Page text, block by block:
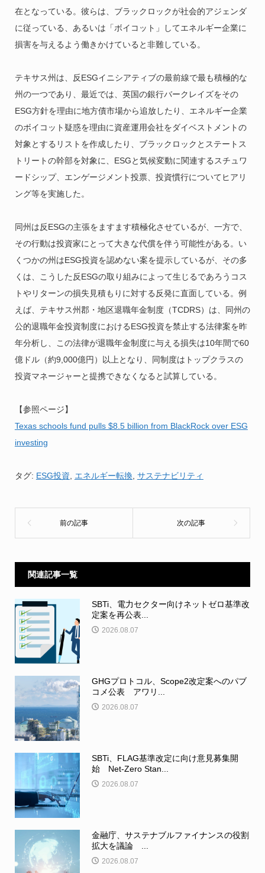
在となっている。彼らは、ブラックロックが社会的アジェンダ
に従っている、あるいは「ボイコット」してエネルギー企業に
損害を与えるよう働きかけていると非難している。
テキサス州は、反ESGイニシアティブの最前線で最も積極的な
州の一つであり、最近では、英国の銀行バークレイズをその
ESG方針を理由に地方債市場から追放したり、エネルギー企業
のボイコット疑惑を理由に資産運用会社をダイベストメントの
対象とするリストを作成したり、ブラックロックとステートス
トリートの幹部を対象に、ESGと気候変動に関連するスチュワ
ードシップ、エンゲージメント投票、投資慣行についてヒアリ
ング等を実施した。
同州は反ESGの主張をますます積極化させているが、一方で、
その行動は投資家にとって大きな代償を伴う可能性がある。い
くつかの州はESG投資を認めない案を提示しているが、その多
くは、こうした反ESGの取り組みによって生じるであろうコス
トやリターンの損失見積もりに対する反発に直面している。例
えば、テキサス州郡・地区退職年金制度（TCDRS）は、同州の
公的退職年金投資制度におけるESG投資を禁止する法律案を昨
年分析し、この法律が退職年金制度に与える損失は10年間で60
億ドル（約9,000億円）以上となり、同制度はトップクラスの
投資マネージャーと提携できなくなると試算している。
【参照ページ】
Texas schools fund pulls $8.5 billion from BlackRock over ESG
investing
タグ: ESG投資 エネルギー転換, サステナビリティ
関連記事一覧
SBTi、電力セクター向けネットゼロ基準改
定案を再公表...
2026.08.07
GHGプロトコル、Scope2改定案へのパブ
コメ公表 アワリ...
2026.08.07
SBTi、FLAG基準改定に向け意見募集開
始 Net-Zero Stan...
2026.08.07
金融庁、サステナブルファイナンスの役割
拡大を議論 ...
2026.08.07